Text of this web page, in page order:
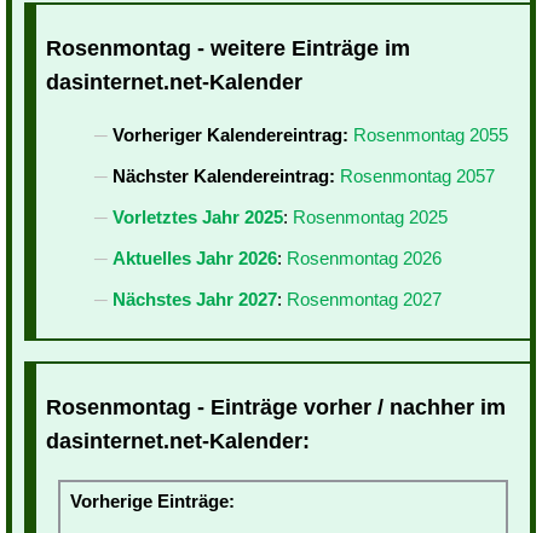
Rosenmontag - weitere Einträge im
dasinternet.net-Kalender
Vorheriger Kalendereintrag: Rosenmontag 2055
Nächster Kalendereintrag: Rosenmontag 2057
Vorletztes Jahr 2025: Rosenmontag 2025
Aktuelles Jahr 2026: Rosenmontag 2026
Nächstes Jahr 2027: Rosenmontag 2027
Rosenmontag - Einträge vorher / nachher im
dasinternet.net-Kalender:
Vorherige Einträge: